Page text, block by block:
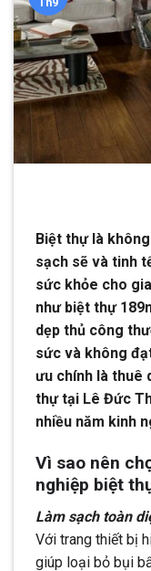
Biệt thự là
sạch sẽ và tinh
sức khỏe cho
như biệt thự
dẹp thủ công
sức và không
ưu chính là thuê
thự tại Lê Đức
nhiều năm kinh
Vì sao nên
nghiệp biệt
Làm sạch toàn
Với trang thiết bị
giúp loại bỏ bụi